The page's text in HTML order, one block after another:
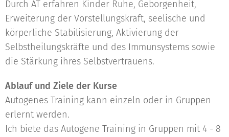
Durch AT erfahren Kinder Ruhe, Geborgenheit,
Erweiterung der Vorstellungskraft, seelische und
körperliche Stabilisierung, Aktivierung der
Selbstheilungskräfte und des Immunsystems sowie
die Stärkung ihres Selbstvertrauens.
Ablauf und Ziele der Kurse
Autogenes Training kann einzeln oder in Gruppen
erlernt werden.
Ich biete das Autogene Training in Gruppen mit 4 - 8